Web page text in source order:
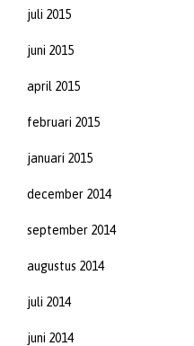
juli 2015
juni 2015
april 2015
februari 2015
januari 2015
december 2014
september 2014
augustus 2014
juli 2014
juni 2014